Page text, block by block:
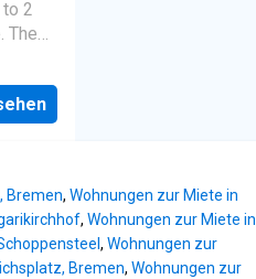
2
The
a 10-
be
Bremen, Wohnungen zur Miete in
, Wohnungen zur Miete in
, Wohnungen zur
Bremen, Wohnungen zur